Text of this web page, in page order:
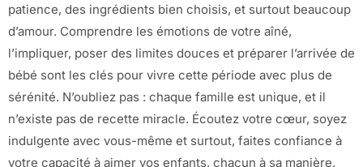
patience, des ingrédients bien choisis, et surtout beaucoup
d’amour. Comprendre les émotions de votre aîné,
l’impliquer, poser des limites douces et préparer l’arrivée de
bébé sont les clés pour vivre cette période avec plus de
sérénité. N’oubliez pas : chaque famille est unique, et il
n’existe pas de recette miracle. Écoutez votre cœur, soyez
indulgente avec vous-même et surtout, faites confiance à
votre capacité à aimer vos enfants, chacun à sa manière.